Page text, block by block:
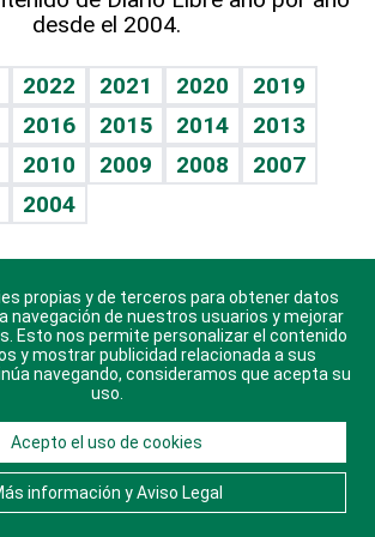
desde el 2004.
2022 2021 2020
2019
2016 2015 2014
2013
2010 2009 2008
2007
2004
aplicaciones para Android, iOS y
sistema Huawei.
Libre, todos los derechos reservados.
Aviso Legal. Ponte en Contacto
y conoce más sobre Diario Libre
propias y de terceros para obtener datos
navegación de nuestros usuarios y mejorar
Esto nos permite personalizar el contenido
y mostrar publicidad relacionada a sus
navegando, consideramos que acepta su
uso.
Acepto el uso de cookies
información y Aviso Legal